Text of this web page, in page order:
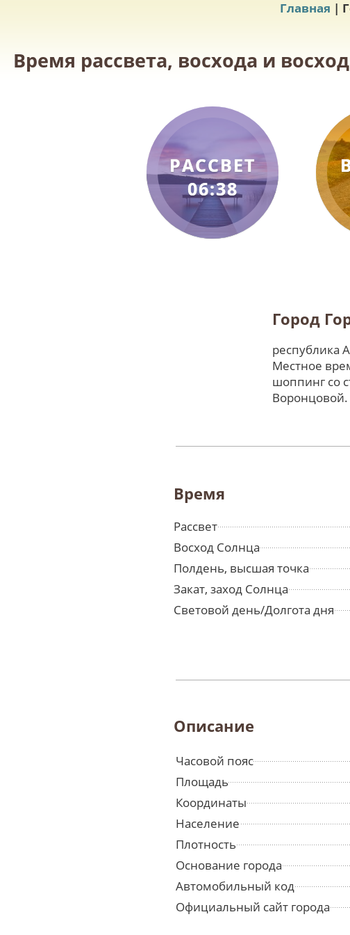
Главная |
Время рассвета, восхода и
РАССВЕТ
06:38
Город
республика
Местное
шоппинг со
Воронцовой.
Время
Рассвет
Восход Солнца
Полдень, высшая точка
Закат, заход Солнца
Световой день/Долгота дня
Описание
Часовой пояс
Площадь
Координаты
Население
Плотность
Основание города
Автомобильный код
Официальный сайт города